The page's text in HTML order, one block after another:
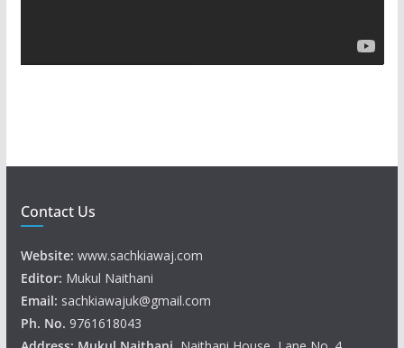
Contact Us
Website: www.sachkiawaj.com
Editor: Mukul Naithani
Email: sachkiawajuk@gmail.com
Ph. No. 9761618043